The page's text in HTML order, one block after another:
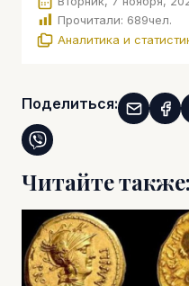
Прочитали: 689чел.
Аналитика и
Поделиться:
Читайте также: